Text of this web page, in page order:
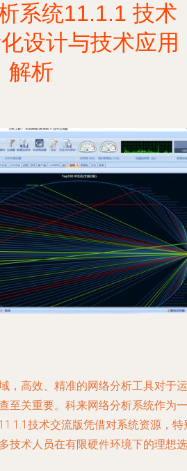
系统11.1.1 技术
设计与技术应用
解析
，高效、精准的网络分析工具对于运
至关重要。科来网络分析系统作为一
技术交流版凭借对系统资源，特
技术人员在有限硬件环境下的理想选